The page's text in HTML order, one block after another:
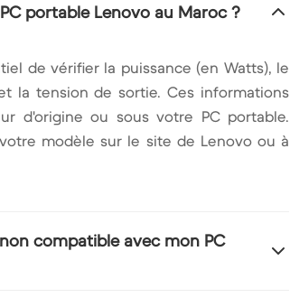
portable Lenovo au Maroc ?
de vérifier la puissance (en Watts), le
la tension de sortie. Ces informations
d'origine ou sous votre PC portable.
modèle sur le site de Lenovo ou à
compatible avec mon PC